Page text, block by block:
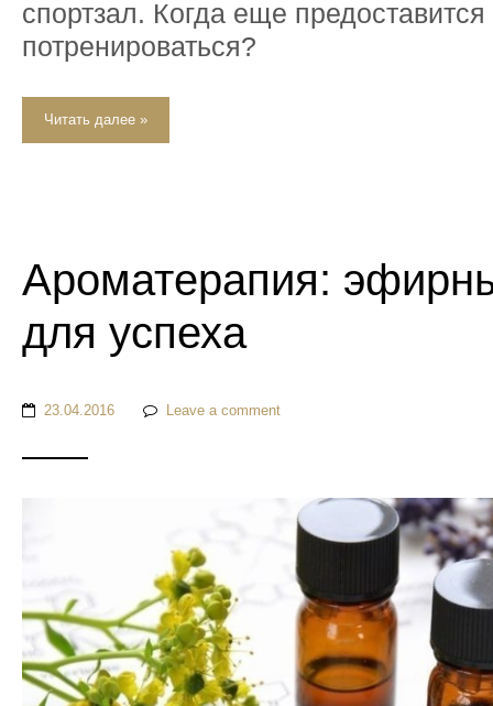
спортзал. Когда еще
потренироваться?
Читать далее »
Ароматерапия:
для успеха
23.04.2016 Leave a comment